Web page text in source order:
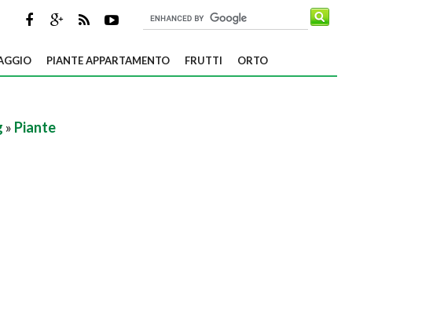
PIANTE APPARTAMENTO FRUTTI ORTO
» Piante